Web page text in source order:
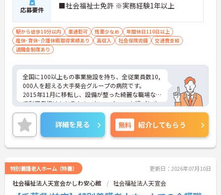
応募要件 ■社会福祉士免許 ※実務経験1年以上
駅から徒歩10分以内 車通勤可 残業少なめ
年間休日110日以上
産休･育休･介護休暇取得実績あり
高収入 社会保険完備
交通費支給
退職金制度あり
全国に100以上もの事業施設を持ち、全従業員数10,
000人を超える大手葵会グループの病院です。
2015年11月に移転し、設備が整った綺麗な職場なの
で利用者様はもちろんのこと、スタッフも過ごしや
すい環境です。また、スタッフ間も仲が良く、他部
署とも隔たりなくコミュニケーションが図れます。
ご興味のある方はお気軽にお問い合わせ下さいま
せ。
詳細を見る 無料 紹介してもらう
特別養護老人ホーム（特養） 更新日：2026年07月10日
社会福祉法人天宣会かしわ安心館 社会福祉法人天宣会